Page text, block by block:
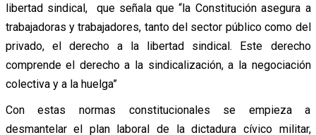
libertad sindical, que señala que “la Constitución asegura a
trabajadoras y trabajadores, tanto del sector público como del
privado, el derecho a la libertad sindical. Este derecho
comprende el derecho a la sindicalización, a la negociación
colectiva y a la huelga”
Con estas normas constitucionales se empieza a
desmantelar el plan laboral de la dictadura cívico militar,